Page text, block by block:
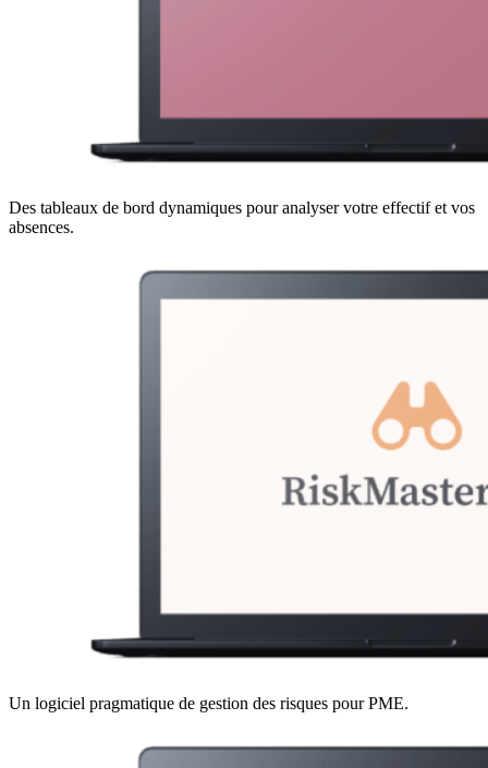
Des tableaux de bord dynamiques pour analyser votre effectif et vos
absences.
Un logiciel pragmatique de gestion des risques pour PME.